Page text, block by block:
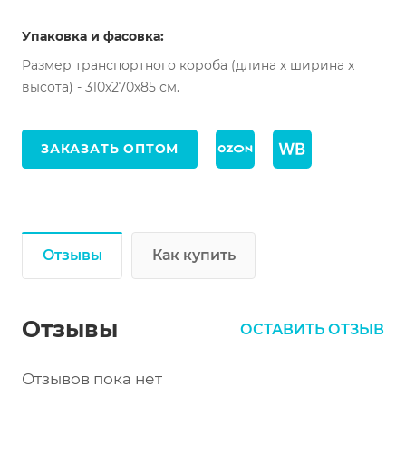
Упаковка и фасовка:
Размер транспортного короба (длина х ширина х
высота) - 310х270х85 см.
ЗАКАЗАТЬ ОПТОМ
Отзывы Как купить
Отзывы ОСТАВИТЬ ОТЗЫВ
Отзывов пока нет